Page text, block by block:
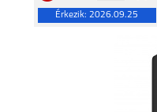
Érkezik:2026.09.25